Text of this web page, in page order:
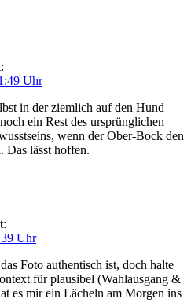
Uhr
in der ziemlich auf den Hund
ein Rest des ursprünglichen
wenn der Ober-Bock den
Das lässt hoffen.
Uhr
Foto authentisch ist, doch halte
für plausibel (Wahlausgang &
es mir ein Lächeln am Morgen ins